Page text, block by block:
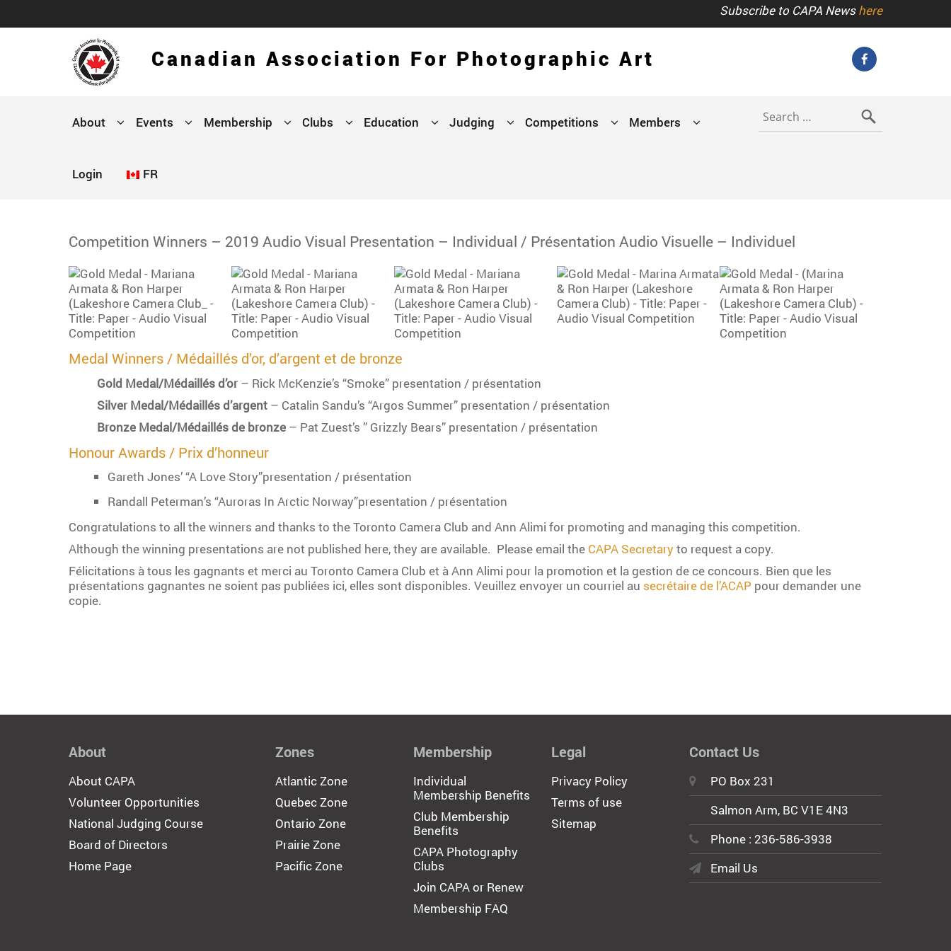
Subscribe to CAPA Newshere
Canadian Association For Photographic Art
About Events Membership Clubs Education Judging Competitions Members
Login FR
for:
Competition Winners – 2019 Audio Visual Presentation – Individual / Présentation Audio Visuelle – Individuel
Medal Winners / Médaillés d’or, d’argent et de bronze
Gold Medal/Médaillés d’or– Rick McKenzie’s “Smoke” presentation / présentation
Silver Medal/Médaillés d’argent – Catalin Sandu’s “Argos Summer” presentation / présentation
Bronze Medal/Médaillés de bronze – Pat Zuest’s ” Grizzly Bears” presentation / présentation
Honour Awards / Prix d’honneur
Gareth Jones’ “A Love Story”presentation / présentation
Randall Peterman’s “Auroras In Arctic Norway”presentation / présentation
Congratulations to all the winners and thanks to the Toronto Camera Club and Ann Alimi for promoting and managing this competition.
Although the winning presentations are not published here, they are available. Please email the CAPA Secretaryto request a copy.
Félicitations à tous les gagnants et merci au Toronto Camera Club et à Ann Alimi pour la promotion et la gestion de ce concours. Bien que les
présentations gagnantes ne soient pas publiées ici, elles sont disponibles. Veuillez envoyer un courriel au secrétaire de l’ACAP pour demander une
copie.
About
About CAPA
Volunteer Opportunities
National Judging Course
Board of Directors
Home Page
Zones
Atlantic Zone
Quebec Zone
Ontario Zone
Prairie Zone
Pacific Zone
Membership
Individual
Membership Benefits
Club Membership
Benefits
CAPA Photography
Clubs
Join CAPA or Renew
Membership FAQ
Legal
Privacy Policy
Terms of use
Sitemap
Contact Us
PO Box 231
Salmon Arm, BC V1E 4N3
Phone : 236-586-3938
Email Us